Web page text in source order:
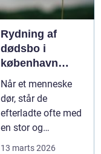
Rydning af
dødsbo i
københavn
sådan foregår
en tryg og
effektiv proces
Når et menneske
dør, står de
efterladte ofte med
en stor og
13 marts 2026